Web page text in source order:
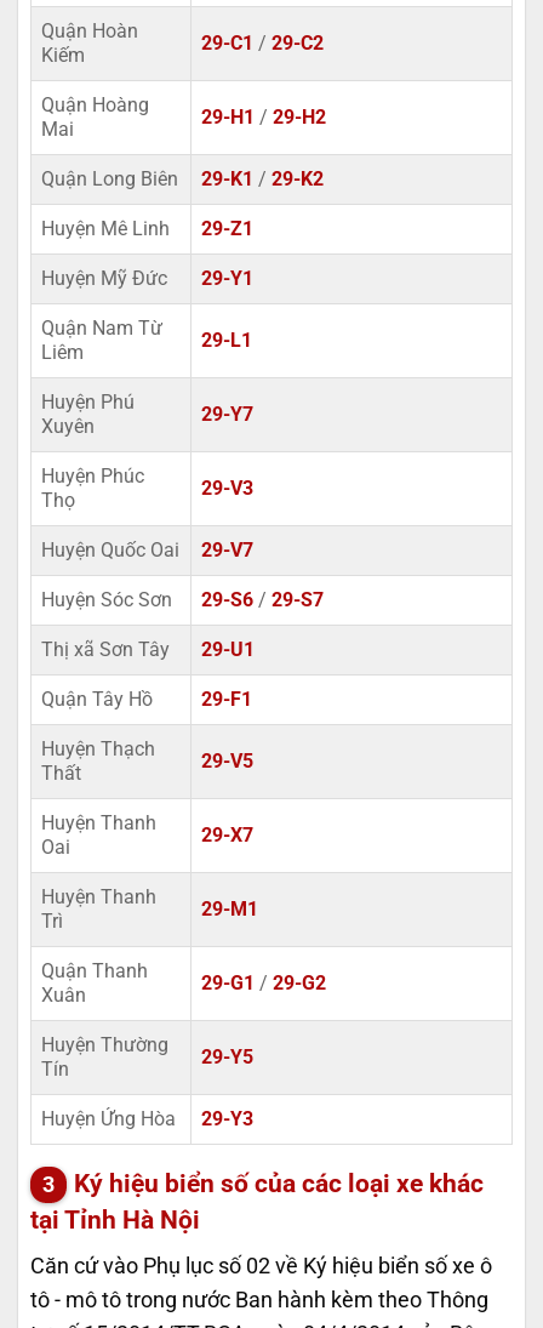
Quận Hoàn
Kiếm
29-C1 / 29-C2
Quận Hoàng
Mai
29-H1 / 29-H2
Quận Long Biên 29-K1 / 29-K2
Huyện Mê Linh 29-Z1
Huyện Mỹ Đức 29-Y1
Quận Nam Từ
Liêm
29-L1
Huyện Phú
Xuyên
29-Y7
Huyện Phúc
Thọ
29-V3
Huyện Quốc Oai 29-V7
Huyện Sóc Sơn 29-S6 / 29-S7
Thị xã Sơn Tây 29-U1
Quận Tây Hồ 29-F1
Huyện Thạch
Thất
29-V5
Huyện Thanh
Oai
29-X7
Huyện Thanh
Trì
29-M1
Quận Thanh
Xuân
29-G1 / 29-G2
Huyện Thường
Tín
29-Y5
Huyện Ứng Hòa 29-Y3
Ký hiệu biển số của các loại xe khác
tại Tỉnh Hà Nội
Căn cứ vào Phụ lục số 02 về Ký hiệu biển số xe ô
tô - mô tô trong nước Ban hành kèm theo Thông